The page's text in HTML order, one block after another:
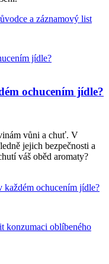
a záznamový list
ochucením jídle?
vůni a chuť. V
jejich bezpečnosti a
váš oběd aromaty?
každém ochucením jídle?